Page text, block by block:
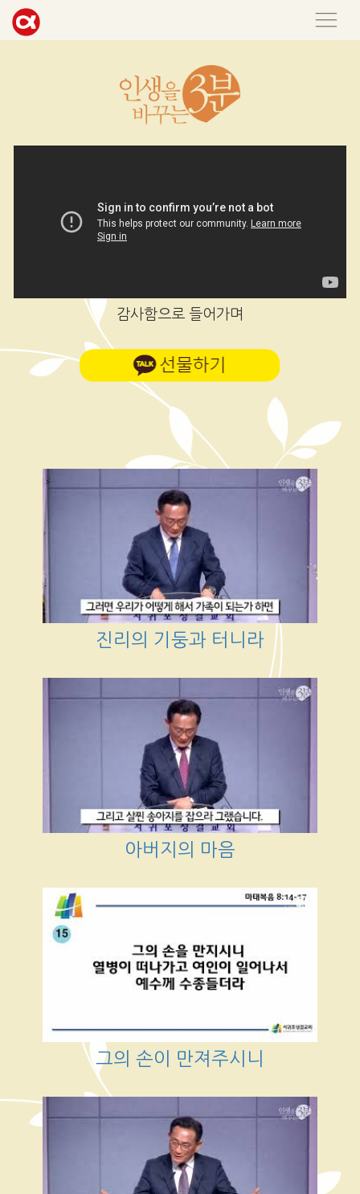
감사함으로 들어가며
진리의 기둥과 터니라
아버지의 마음
그의 손이 만져주시니